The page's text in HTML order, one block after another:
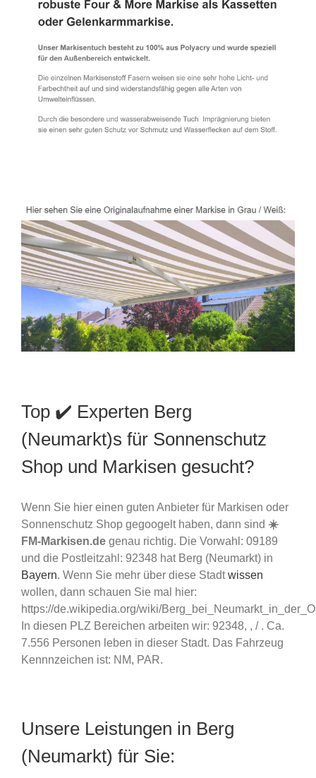
Top ✔️ Experten Berg
(Neumarkt)s für Sonnenschutz
Shop und Markisen gesucht?
Wenn Sie hier einen guten Anbieter für Markisen oder
Sonnenschutz Shop gegoogelt haben, dann sind ☀️
FM-Markisen.de genau richtig. Die Vorwahl: 09189
und die Postleitzahl: 92348 hat Berg (Neumarkt) in
Bayern. Wenn Sie mehr über diese Stadtwissen
wollen, dann schauen Sie mal hier:
https://de.wikipedia.org/wiki/
In diesen PLZ Bereichen arbeiten wir: 92348, , / . Ca.
7.556 Personen leben in dieser Stadt. Das Fahrzeug
Kennnzeichen ist: NM, PAR.
Unsere Leistungen in Berg
(Neumarkt) für Sie: